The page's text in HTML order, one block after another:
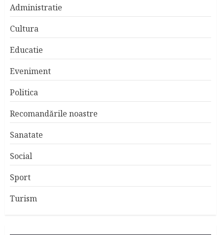
Administratie
Cultura
Educatie
Eveniment
Politica
Recomandările noastre
Sanatate
Social
Sport
Turism